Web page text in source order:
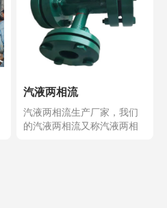
汽液两相流
汽液两相流生产厂家，我们
的汽液两相流又称汽液两相